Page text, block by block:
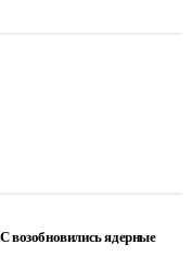
возобновились ядерные